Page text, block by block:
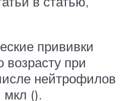
прививки
возрасту при
нейтрофилов
мкл ().